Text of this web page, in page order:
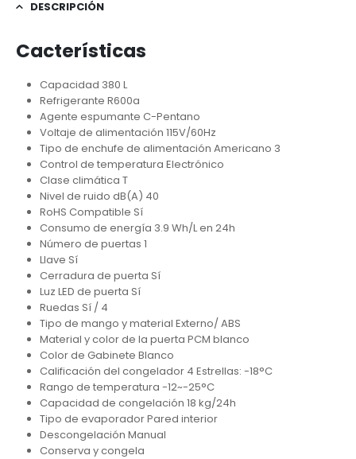
DESCRIPCIÓN
Cacterísticas
Capacidad 380 L
Refrigerante R600a
Agente espumante C-Pentano
Voltaje de alimentación 115V/60Hz
Tipo de enchufe de alimentación Americano 3
Control de temperatura Electrónico
Clase climática T
Nivel de ruido dB(A) 40
RoHS Compatible Sí
Consumo de energía 3.9 Wh/L en 24h
Número de puertas 1
Llave Sí
Cerradura de puerta Sí
Luz LED de puerta Sí
Ruedas Sí / 4
Tipo de mango y material Externo/ ABS
Material y color de la puerta PCM blanco
Color de Gabinete Blanco
Calificación del congelador 4 Estrellas: -18°C
Rango de temperatura -12~-25°C
Capacidad de congelación 18 kg/24h
Tipo de evaporador Pared interior
Descongelación Manual
Conserva y congela